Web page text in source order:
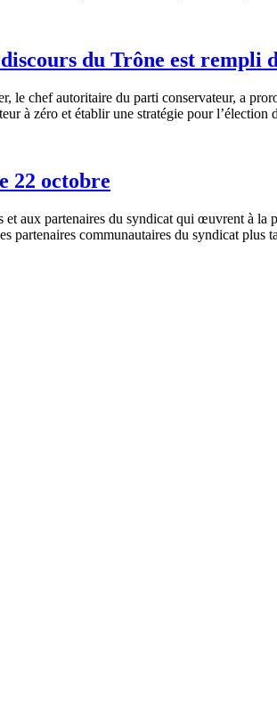
du Trône est rempli
le chefautoritaire du parti conservateur, a
à zéro et établir une stratégie pourl’élection
22 octobre
et aux partenaires du syndicat qui œuvrent à la
partenaires communautaires du syndicat plus